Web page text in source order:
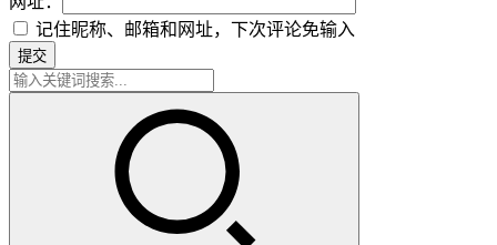
记住昵称、邮箱和网址，下次评论免输入
提交